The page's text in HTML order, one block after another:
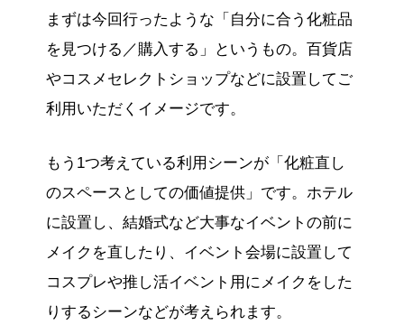
まずは今回行ったような「自分に合う化粧品
を見つける／購入する」というもの。百貨店
やコスメセレクトショップなどに設置してご
利用いただくイメージです。
もう1つ考えている利用シーンが「化粧直し
のスペースとしての価値提供」です。ホテル
に設置し、結婚式など大事なイベントの前に
メイクを直したり、イベント会場に設置して
コスプレや推し活イベント用にメイクをした
りするシーンなどが考えられます。